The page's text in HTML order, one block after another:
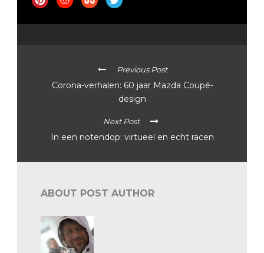
Previous Post
Corona-verhalen: 60 jaar Mazda Coupé-
design
Next Post
In een notendop: virtueel en echt racen
ABOUT POST AUTHOR